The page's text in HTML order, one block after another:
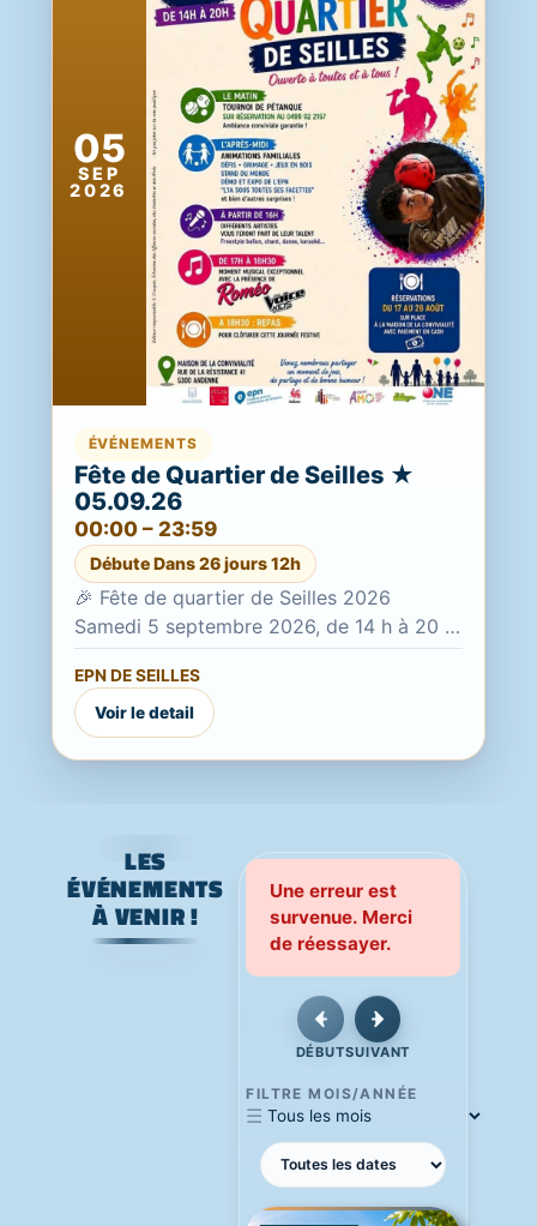
05
SEP
2026
ÉVÉNEMENTS
Fête de Quartier de Seilles ★
05.09.26
00:00 – 23:59
Débute Dans 26 jours 12h
🎉 Fête de quartier de Seilles 2026
Samedi 5 septembre 2026, de 14 h à 20 h
Une journée festive, familiale et ouverte
à...
EPN DE SEILLES
Voir le detail
LES
ÉVÉNEMENTS
À VENIR !
Une erreur est
survenue. Merci
de réessayer.
DÉBUTSUIVANT
FILTRE MOIS/ANNÉE